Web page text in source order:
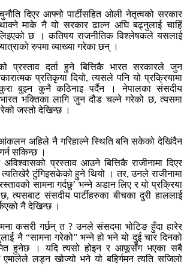
दिएर आफ्नो पार्टीसहित ओली नेतृत्वको सरकार
माके नै यो सरकार ढाल्न अघि बढ्नुलाई चाहिं
छ । कतिपय राजनीतिक विश्लेषकले यसलाई
रुपमा व्याख्या गरेका छन् ।
प्रस्ताव दर्ता हुने बित्तिकै भारत सरकारले जुन
प्रतिकृया दियो, त्यसले पनि यो प्रक्रियामा
बुझ्न कुनै कठिनाइ पर्दैन । नेपालका संसदीय
भारत भक्तिका लागि जुन दौड चल्ने गरेको छ, त्यसमा
जस्तो देखिन्छ ।
अहिले नै गरिहाल्ने स्थिति बनि सकेको देखिंदैन
सकिन्छ ।
प्रस्ताव आउने बित्तिकै राजीनामा दिएर
टुंगिइसकेको हुने थियो । तर, उनले राजीनामा
सामना गर्दछु’ भन्ने अडान लिए र यो प्रक्रिया
त्यसबाट संसदीय पार्टीहरुका बीचका दुरी हाललाई
नै देखिन्छ ।
कसरी गर्छन् त ? उनले संसदमा भोटिङ हुँदा हारेर
नै “सामना गरेको” भन्ने हो भने यो दुई चार दिनको
हुनेछ । यदि त्यसो होइन र आफूसँग भएका सबै
एमालेले लड्न खोज्यो भने यो बहिर्गमन त्यति सजिलो